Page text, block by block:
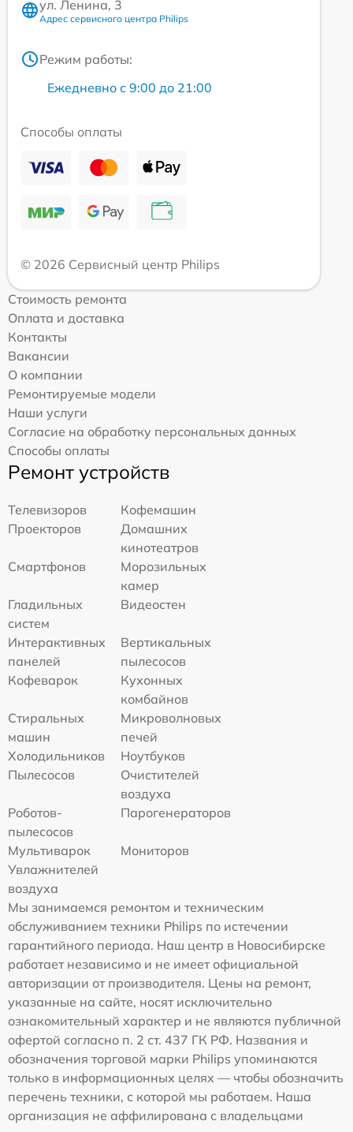
ул. Ленина, 3
Адрес сервисного центра Philips
Режим работы:
Ежедневно с 9:00 до 21:00
Способы оплаты
© 2026 Сервисный центр Philips
Стоимость ремонта
Оплата и доставка
Контакты
Вакансии
О компании
Ремонтируемые модели
Наши услуги
Согласие на обработку персональных данных
Способы оплаты
Ремонт устройств
Телевизоров
Кофемашин
Проекторов
Домашних
кинотеатров
Смартфонов
Морозильных
камер
Гладильных
систем
Видеостен
Интерактивных
панелей
Вертикальных
пылесосов
Кофеварок
Кухонных
комбайнов
Стиральных
машин
Микроволновых
печей
Холодильников
Ноутбуков
Пылесосов
Очистителей
воздуха
Роботов-
пылесосов
Парогенераторов
Мультиварок
Мониторов
Увлажнителей
воздуха
Мы занимаемся ремонтом и техническим
обслуживанием техники Philips по истечении
гарантийного периода. Наш центр в Новосибирске
работает независимо и не имеет официальной
авторизации от производителя. Цены на ремонт,
указанные на сайте, носят исключительно
ознакомительный характер и не являются публичной
офертой согласно п. 2 ст. 437 ГК РФ. Названия и
обозначения торговой марки Philips упоминаются
только в информационных целях — чтобы обозначить
перечень техники, с которой мы работаем. Наша
организация не аффилирована с владельцами